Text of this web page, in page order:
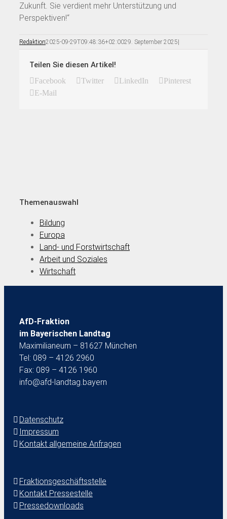
Zukunft. Sie verdient mehr Unterstützung und
Perspektiven!“
Redaktion2025-09-29T09:48:36+02:0029. September 2025|
Teilen Sie diesen Artikel!
Facebook Twitter LinkedIn
Pinterest
E-Mail
Themenauswahl
Bildung
Europa
Land- und Forstwirtschaft
Arbeit und Soziales
Wirtschaft
AfD-Fraktion
im Bayerischen Landtag
Maximilianeum – 81627 München
Tel: 089 – 4126 2960
Fax: 089 – 4126 1960
info@afd-landtag.bayern
Datenschutz
Impressum
Kontakt allgemeine Anfragen
Fraktionsgeschäftsstelle
Kontakt Pressestelle
Pressedownloads